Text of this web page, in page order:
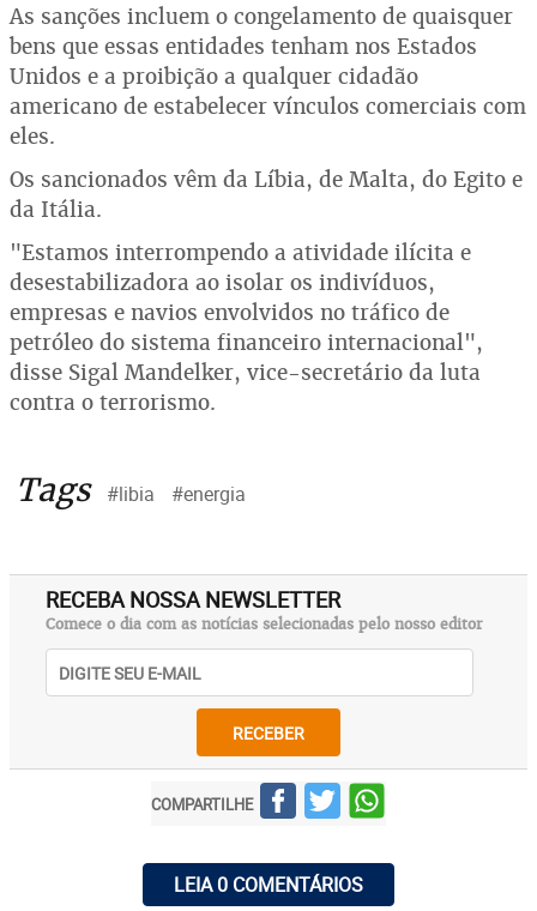
As sanções incluem o congelamento de quaisquer
bens que essas entidades tenham nos Estados
Unidos e a proibição a qualquer cidadão
americano de estabelecer vínculos comerciais com
eles.
Os sancionados vêm da Líbia, de Malta, do Egito e
da Itália.
"Estamos interrompendo a atividade ilícita e
desestabilizadora ao isolar os indivíduos,
empresas e navios envolvidos no tráfico de
petróleo do sistema financeiro internacional",
disse Sigal Mandelker, vice-secretário da luta
contra o terrorismo.
Tags #libia #energia
RECEBA NOSSA NEWSLETTER
Comece o dia com as notícias selecionadas pelo nosso editor
RECEBER
COMPARTILHE
LEIA 0 COMENTÁRIOS